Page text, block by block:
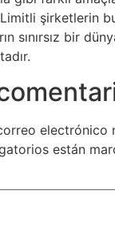
Limitli şirketlerin
sınırsız bir
electrónico
están